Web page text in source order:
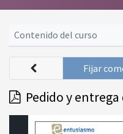
Contenido del curso
Pedido y
Fijar